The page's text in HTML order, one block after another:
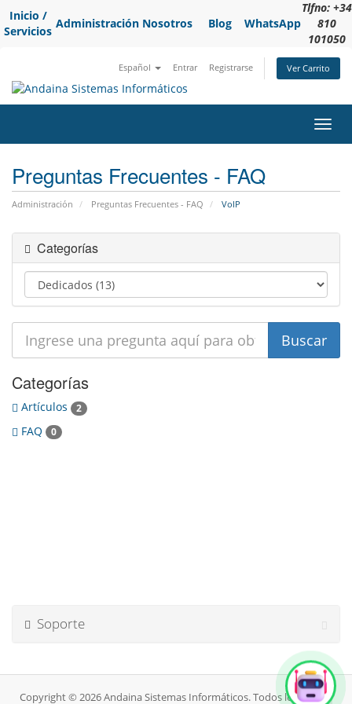
Inicio /
Servicios
Administración Nosotros Blog WhatsApp
Tlfno: +34
810
101050
Español Entrar Registrarse Ver Carrito
Preguntas Frecuentes - FAQ
Administración Preguntas Frecuentes - FAQ VoIP
Categorías
Categorías
Artículos 2
FAQ 0
Soporte
Copyright © 2026 Andaina Sistemas Informáticos. Todos los